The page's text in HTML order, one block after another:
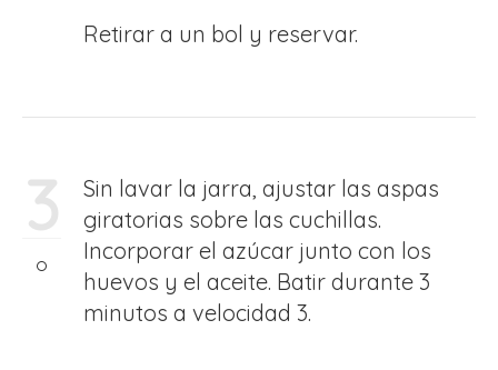
Retirar a un bol y reservar.
3
Sin lavar la jarra, ajustar las aspas
giratorias sobre las cuchillas.
Incorporar el azúcar junto con los
huevos y el aceite. Batir durante 3
minutos a velocidad 3.